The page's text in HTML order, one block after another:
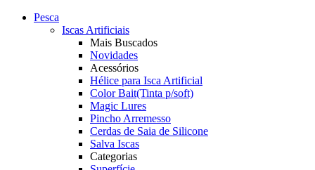
Pesca
Iscas Artificiais
Mais Buscados
Novidades
Acessórios
Hélice para Isca Artificial
Color Bait(Tinta p/soft)
Magic Lures
Pincho Arremesso
Cerdas de Saia de Silicone
Salva Iscas
Categorias